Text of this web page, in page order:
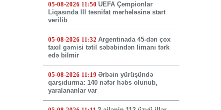
05-08-2026 11:50 UEFA Çempionlar
Liqasında III təsnifat mərhələsinə start
verilib
05-08-2026 11:32 Argentinada 45-dən çox
taxıl gəmisi tətil səbəbindən limanı tərk
edə bilmir
05-08-2026 11:19 Ərbəin yürüşündə
qarşıdurma: 140 nəfər həbs olunub,
yaralananlar var